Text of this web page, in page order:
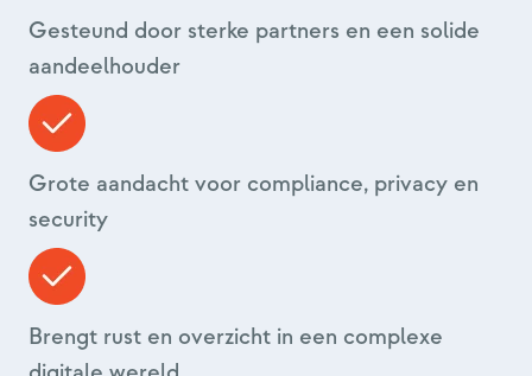
Gesteund door sterke partners en een solide
aandeelhouder
Grote aandacht voor compliance, privacy en
security
Brengt rust en overzicht in een complexe